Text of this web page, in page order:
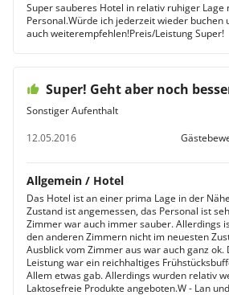
Super sauberes Hotel in relativ ruhiger Lage
Personal.Würde ich jederzeit wieder buchen
auch weiterempfehlen!Preis/Leistung Super!
Super! Geht aber noch
Sonstiger Aufenthalt
12.05.2016
Allgemein / Hotel
Das Hotel ist an einer prima Lage in der
Zustand ist angemessen, das Personal ist
Zimmer war auch immer sauber. Allerdings
den anderen Zimmern nicht im neuesten
Ausblick vom Zimmer aus war auch ganz ok.
Leistung war ein reichhaltiges
Allem etwas gab. Allerdings wurden relativ
Laktosefreie Produkte angeboten.W - Lan